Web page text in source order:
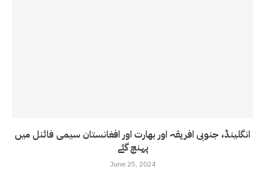
انگلینڈ، جنوبی افریقہ اور بھارت اور افغانستان سیمی فائنل میں
پہنچ گئے
June 25, 2024